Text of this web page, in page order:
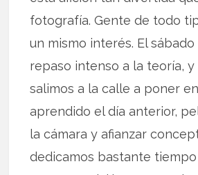
fotografía. Gente de todo
un mismo interés. El sábado
repaso intenso a la teoría,
salimos a la calle a poner
aprendido el día anterior,
la cámara y afianzar
dedicamos bastante